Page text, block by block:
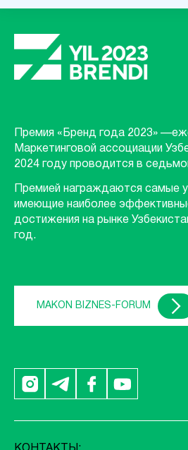
Премия «Бренд года 2023»
Маркетинговой ассоциации
2024 году проводится в
Премией награждаются самые
имеющие наиболее
достижения на рынке
год.
MAKON BIZNES-FORUM